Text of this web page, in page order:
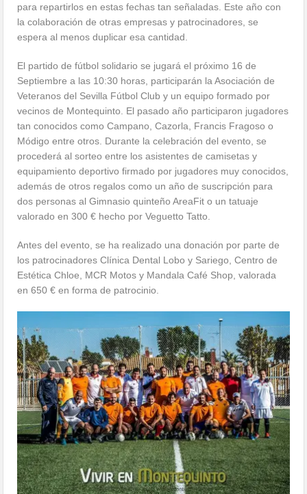
para repartirlos en estas fechas tan señaladas. Este año con
la colaboración de otras empresas y patrocinadores, se
espera al menos duplicar esa cantidad.
El partido de fútbol solidario se jugará el próximo 16 de
Septiembre a las 10:30 horas, participarán la Asociación de
Veteranos del Sevilla Fútbol Club y un equipo formado por
vecinos de Montequinto. El pasado año participaron jugadores
tan conocidos como Campano, Cazorla, Francis Fragoso o
Módigo entre otros. Durante la celebración del evento, se
procederá al sorteo entre los asistentes de camisetas y
equipamiento deportivo firmado por jugadores muy conocidos,
además de otros regalos como un año de suscripción para
dos personas al Gimnasio quinteño AreaFit o un tatuaje
valorado en 300 € hecho por Veguetto Tatto.
Antes del evento, se ha realizado una donación por parte de
los patrocinadores Clínica Dental Lobo y Sariego, Centro de
Estética Chloe, MCR Motos y Mandala Café Shop, valorada
en 650 € en forma de patrocinio.